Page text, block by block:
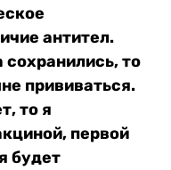
антител.
сохранились, то
прививаться.
то я
первой
будет